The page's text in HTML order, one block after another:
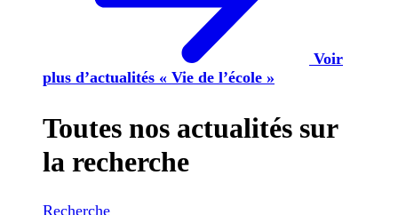
Voir
plus d’actualités « Vie de l’école »
Toutes nos actualités sur
la recherche
Recherche